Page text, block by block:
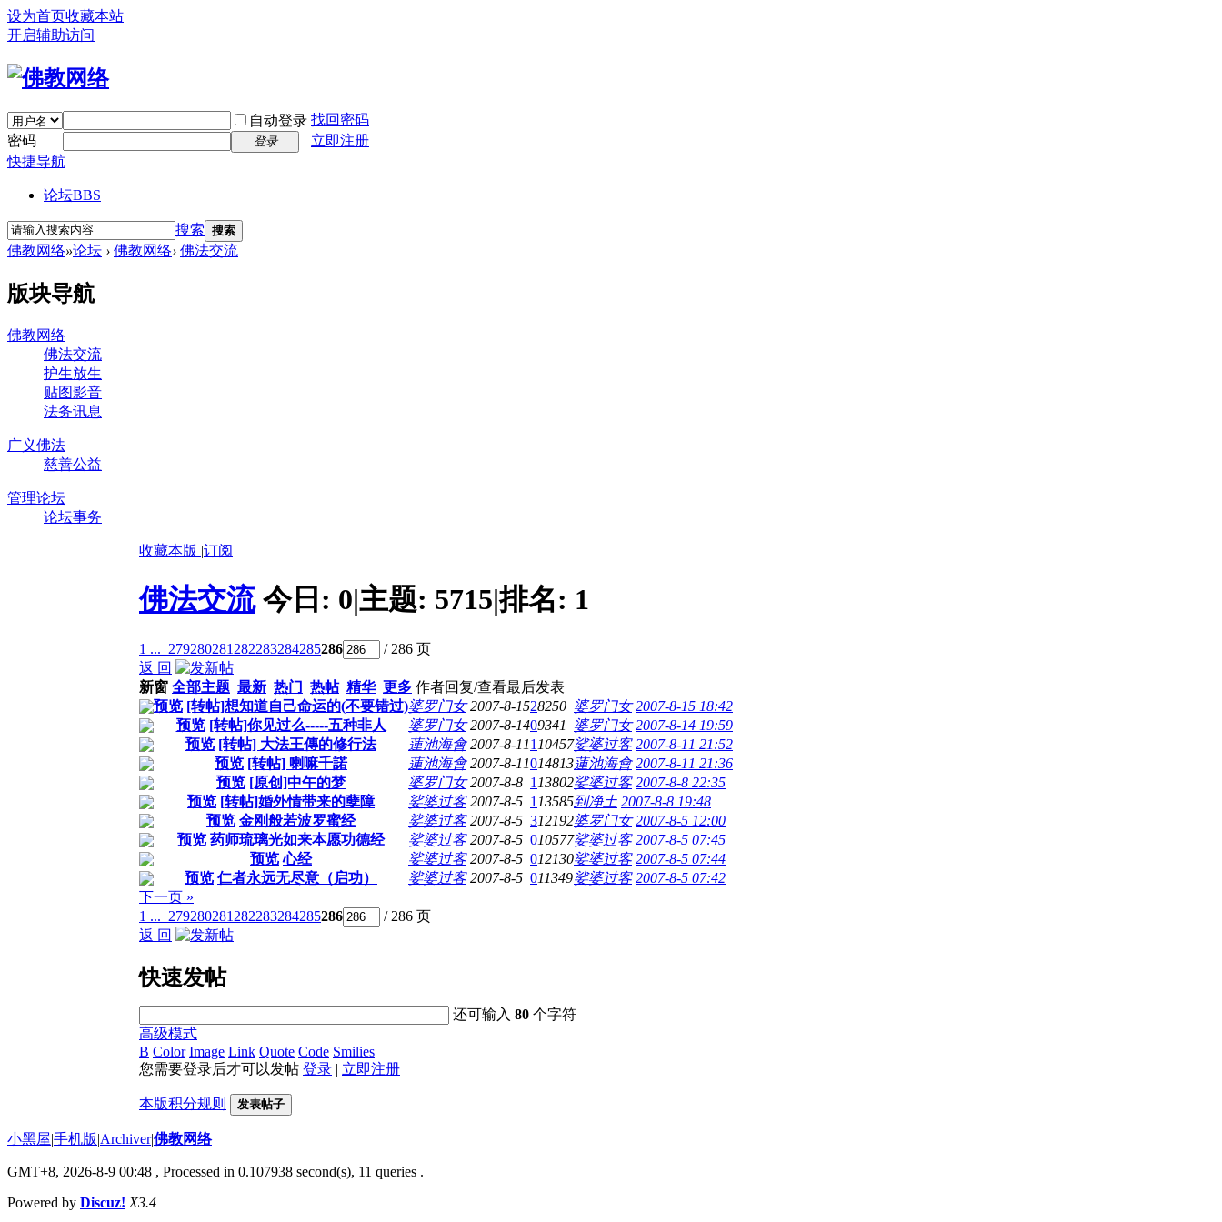
设为首页收藏本站
开启辅助访问
自动登录 找回密码
密码
登录
立即注册
快捷导航
论坛BBS
搜索 搜索
佛教网络»论坛 › 佛教网络› 佛法交流
版块导航
佛教网络
佛法交流
护生放生
贴图影音
法务讯息
广义佛法
慈善公益
管理论坛
论坛事务
收藏本版 |订阅
佛法交流 今日: 0|主题: 5715|排名: 1
1 ... 279280281 282283284285286
/ 286 页
返 回
新窗 全部主题 最新 热门 热帖 精华 更多 作者回复/查看最后发表
预览 [转帖]想知道自己命运的(不要错过)婆罗门女 2007-8-1528250 婆罗门女 2007-8-15 18:42
预览 [转帖]你见过么-----五种非人 婆罗门女 2007-8-1409341 婆罗门女 2007-8-14 19:59
预览 [转帖] 大法王傳的修行法 蓮池海會 2007-8-111 10457娑婆过客 2007-8-11 21:52
预览 [转帖] 喇嘛千諾 蓮池海會 2007-8-11014813蓮池海會 2007-8-11 21:36
预览 [原创]中午的梦 婆罗门女 2007-8-8 1 13802娑婆过客 2007-8-8 22:35
预览 [转帖]婚外情带来的孽障 娑婆过客 2007-8-5 1 13585到净土 2007-8-8 19:48
预览 金刚般若波罗蜜经 娑婆过客 2007-8-5 312192婆罗门女 2007-8-5 12:00
预览 药师琉璃光如来本愿功德经 娑婆过客 2007-8-5 010577娑婆过客 2007-8-5 07:45
预览 心经 娑婆过客 2007-8-5 012130娑婆过客 2007-8-5 07:44
预览 仁者永远无尽意（启功） 娑婆过客 2007-8-5 011349娑婆过客 2007-8-5 07:42
下一页 »
1 ... 279280281 282283284285286
/ 286 页
返 回
快速发帖
还可输入80 个字符
高级模式
B Color Image Link Quote Code Smilies
您需要登录后才可以发帖 登录 | 立即注册
本版积分规则 发表帖子
小黑屋|手机版|Archiver|佛教网络
GMT+8, 2026-8-9 00:48 , Processed in 0.107938 second(s), 11 queries .
Powered by Discuz! X3.4